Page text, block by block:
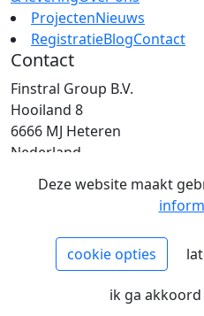
ProjectenNieuws
RegistratieBlogContact
Contact
Finstral Group B.V.
Hooiland 8
6666 MJ Heteren
Nederland
E: info@finstral.nl
BTW: NL813263025B01
EORI: NL813263025
NCAGE: H2NM0
Deze website maakt
cookie opties
ik ga